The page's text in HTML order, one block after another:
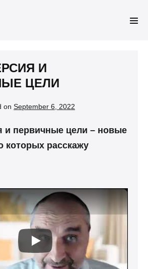
И
ЦЕЛИ
on September 6, 2022
и первичные цели – новые
которых расскажу